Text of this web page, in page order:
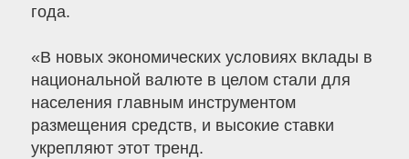
года.
«В новых экономических условиях вклады в
национальной валюте в целом стали для
населения главным инструментом
размещения средств, и высокие ставки
укрепляют этот тренд.